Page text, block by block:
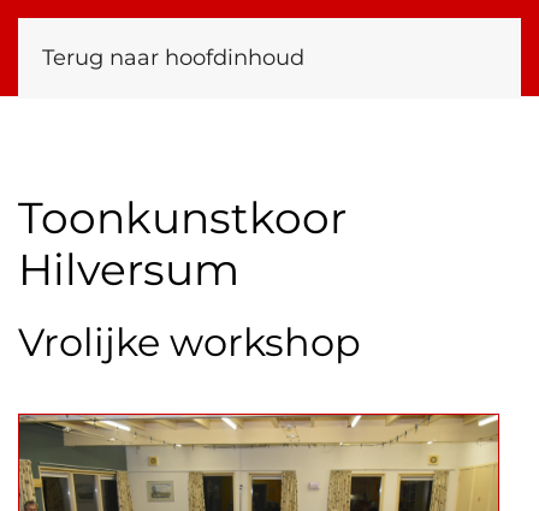
Terug naar hoofdinhoud
Toonkunstkoor
Hilversum
Vrolijke workshop